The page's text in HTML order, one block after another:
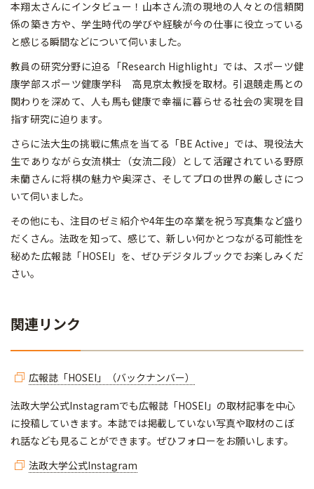
本翔太さんにインタビュー！山本さん流の現地の人々との信頼関
係の築き方や、学生時代の学びや経験が今の仕事に役立っている
と感じる瞬間などについて伺いました。
教員の研究分野に迫る「Research Highlight」では、スポーツ健
康学部スポーツ健康学科 高見京太教授を取材。引退競走馬との
関わりを深めて、人も馬も健康で幸福に暮らせる社会の実現を目
指す研究に迫ります。
さらに法大生の挑戦に焦点を当てる「BE Active」では、現役法大
生でありながら女流棋士（女流二段）として活躍されている野原
未蘭さんに将棋の魅力や奥深さ、そしてプロの世界の厳しさにつ
いて伺いました。
その他にも、注目のゼミ紹介や4年生の卒業を祝う写真集など盛り
だくさん。法政を知って、感じて、新しい何かとつながる可能性を
秘めた広報誌「HOSEI」を、ぜひデジタルブックでお楽しみくだ
さい。
関連リンク
広報誌「HOSEI」（バックナンバー）
法政大学公式Instagramでも広報誌「HOSEI」の取材記事を中心
に投稿していきます。本誌では掲載していない写真や取材のこぼ
れ話なども見ることができます。ぜひフォローをお願いします。
法政大学公式Instagram